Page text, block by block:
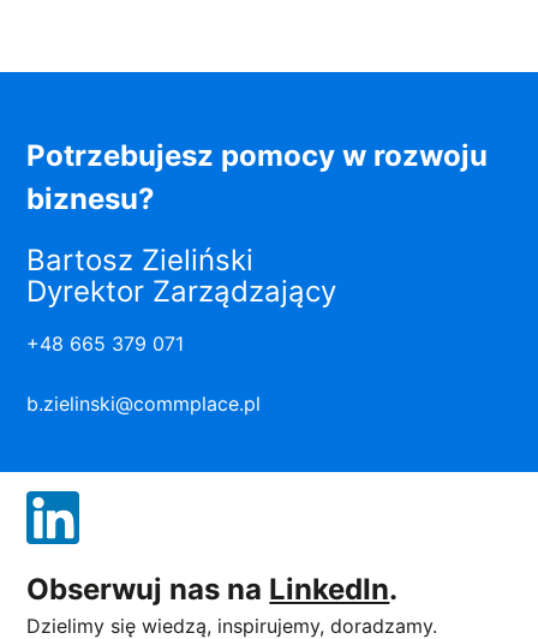
Potrzebujesz pomocy w rozwoju
biznesu?
Bartosz Zieliński
Dyrektor Zarządzający
+48 665 379 071
b.zielinski@commplace.pl
Obserwuj nas na LinkedIn.
Dzielimy się wiedzą, inspirujemy, doradzamy.